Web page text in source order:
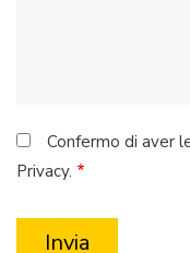
Confermo di aver
Privacy.